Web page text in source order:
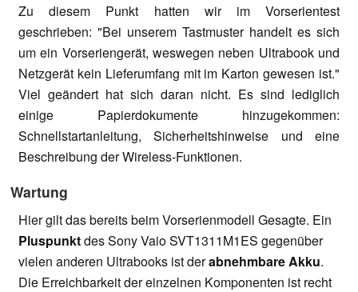
Zu diesem Punkt hatten wir im Vorserientest
geschrieben: "Bei unserem Tastmuster handelt es sich
um ein Vorseriengerät, weswegen neben Ultrabook und
Netzgerät kein Lieferumfang mit im Karton gewesen ist."
Viel geändert hat sich daran nicht. Es sind lediglich
einige Papierdokumente hinzugekommen:
Schnellstartanleitung, Sicherheitshinweise und eine
Beschreibung der Wireless-Funktionen.
Wartung
Hier gilt das bereits beim Vorserienmodell Gesagte. Ein
Pluspunktdes Sony Vaio SVT1311M1ES gegenüber
vielen anderen Ultrabooks ist derabnehmbare Akku.
Die Erreichbarkeit der einzelnen Komponenten ist recht